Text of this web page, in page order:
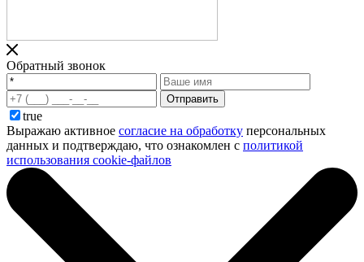
Обратный звонок
Отправить
true
Выражаю активное согласие на обработку персональных
данных и подтверждаю, что ознакомлен с политикой
использования cookie-файлов